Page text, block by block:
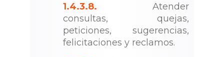
1.4.3.8. Atender
consultas, quejas,
peticiones, sugerencias,
felicitaciones y reclamos.